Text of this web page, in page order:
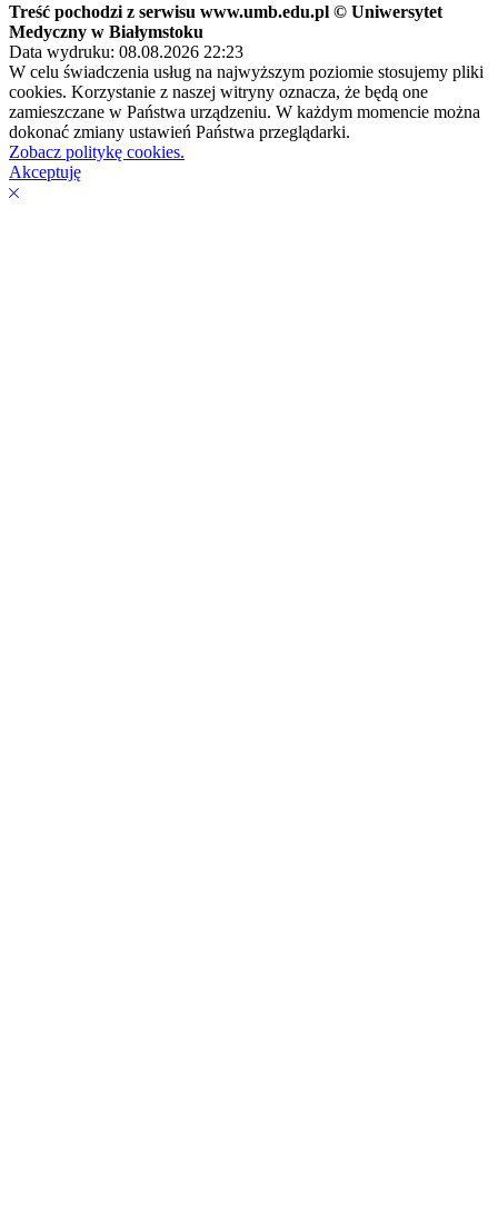
Treść pochodzi z serwisu www.umb.edu.pl © Uniwersytet
Medyczny w Białymstoku
Data wydruku: 08.08.2026 22:23
W celu świadczenia usług na najwyższym poziomie stosujemy pliki
cookies. Korzystanie z naszej witryny oznacza, że będą one
zamieszczane w Państwa urządzeniu. W każdym momencie można
dokonać zmiany ustawień Państwa przeglądarki.
Zobacz politykę cookies.
Akceptuję